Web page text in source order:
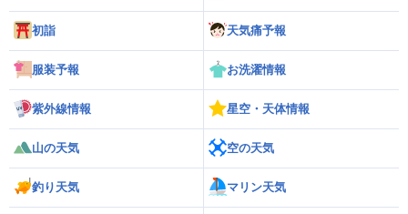
初詣 天気痛予報
服装予報 お洗濯情報
紫外線情報 星空・天体情報
山の天気 空の天気
釣り天気 マリン天気